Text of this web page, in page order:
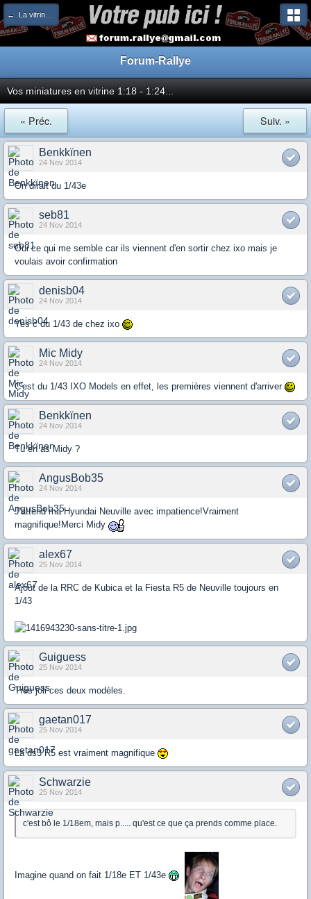
← La vitrine des miniatures et des collectionneurs
Forum-Rallye
Vos miniatures en vitrine 1:18 - 1:24...
« Préc. Suiv. »
Benkkïnen
24 Nov 2014
On dirait du 1/43e
seb81
24 Nov 2014
Oui ce qui me semble car ils viennent d'en sortir chez ixo mais je
voulais avoir confirmation
denisb04
24 Nov 2014
Yes c du 1/43 de chez ixo
Mic Midy
24 Nov 2014
C'est du 1/43 IXO Models en effet, les premières viennent d'arriver
Benkkïnen
24 Nov 2014
Tu en as Midy ?
AngusBob35
24 Nov 2014
J'attend ma Hyundai Neuville avec impatience!Vraiment
magnifique!Merci Midy
alex67
25 Nov 2014
Ajout de la RRC de Kubica et la Fiesta R5 de Neuville toujours en
1/43
Guiguess
25 Nov 2014
Très joli ces deux modèles.
gaetan017
25 Nov 2014
La ds3 R5 est vraiment magnifique
Schwarzie
25 Nov 2014
c'est bô le 1/18em, mais p..... qu'est ce que ça prends comme place.
Imagine quand on fait 1/18e ET 1/43e